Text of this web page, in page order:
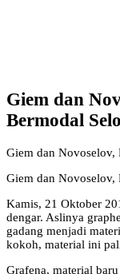
Giem dan
Bermodal
Giem dan Novoselov,
Giem dan Novoselov,
Kamis, 21 Oktober
dengar. Aslinya
gadang menjadi
kokoh, material ini
Grafena, material